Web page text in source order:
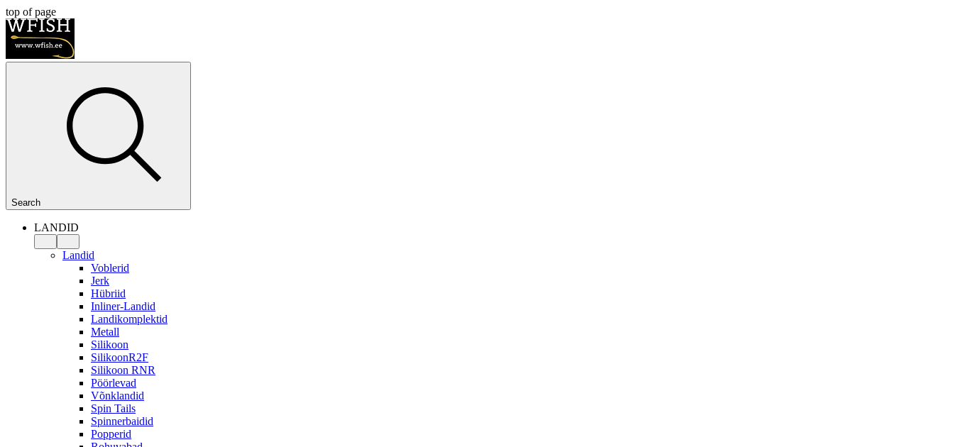
top of page
Search
LANDID
Landid
Voblerid
Jerk
Hübriid
Inliner-Landid
Landikomplektid
Metall
Silikoon
SilikoonR2F
Silikoon RNR
Pöörlevad
Võnklandid
Spin Tails
Spinnerbaidid
Popperid